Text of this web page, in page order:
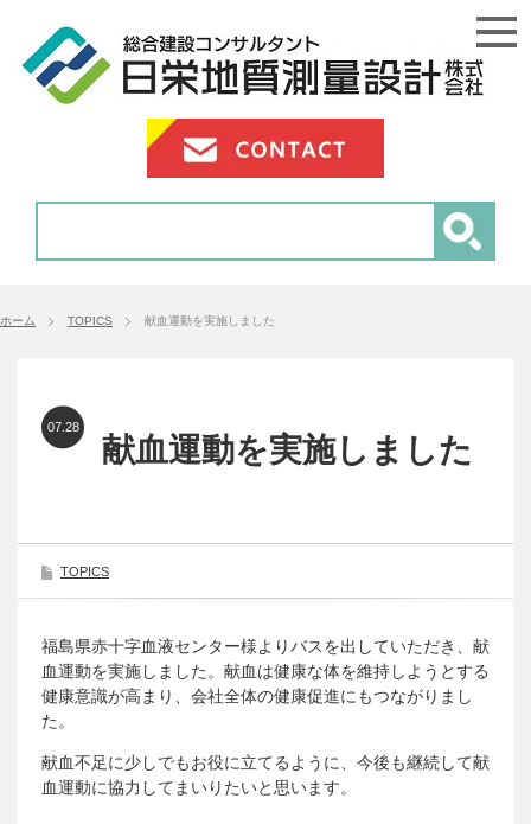
ホーム TOPICS 献血運動を実施しました
07.28
献血運動を実施しました
TOPICS
福島県赤十字血液センター様よりバスを出していただき、献
血運動を実施しました。献血は健康な体を維持しようとする
健康意識が高まり、会社全体の健康促進にもつながりまし
た。
献血不足に少しでもお役に立てるように、今後も継続して献
血運動に協力してまいりたいと思います。